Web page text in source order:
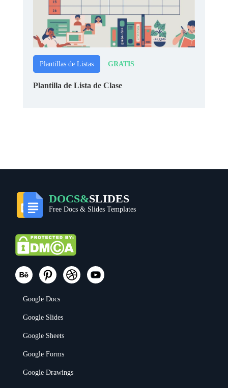
Plantillas de Listas GRATIS
Plantilla de Lista de Clase
DOCS&SLIDES
Free Docs & Slides Templates
Google Docs
Google Slides
Google Sheets
Google Forms
Google Drawings